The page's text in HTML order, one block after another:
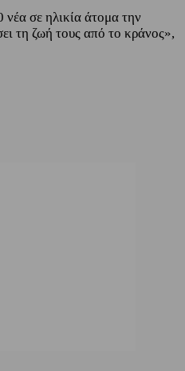
σε ηλικία άτομα την
τη ζωή τους από το κράνος»,